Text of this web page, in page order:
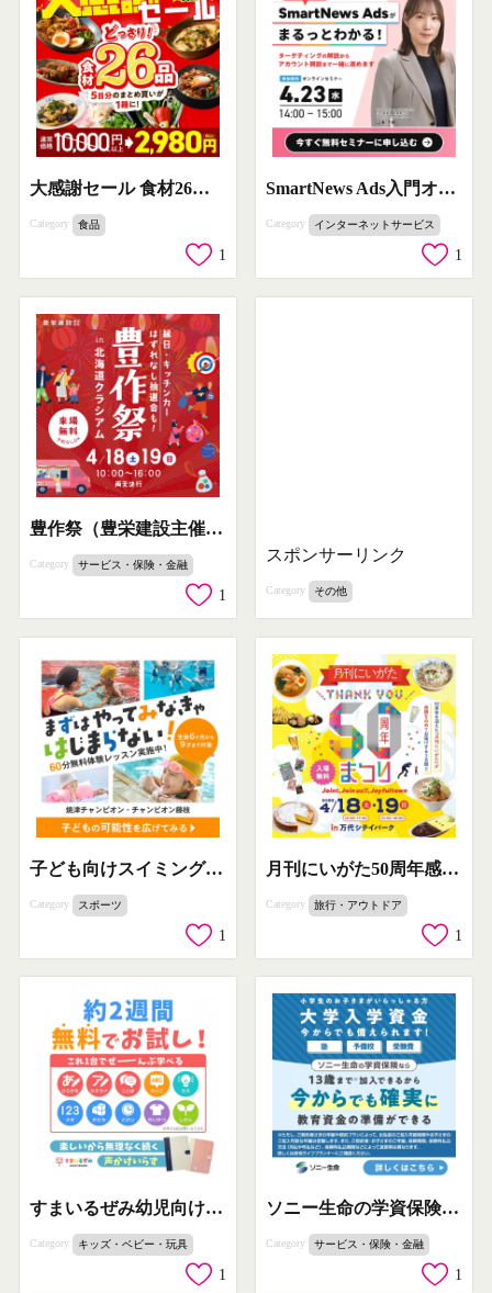
大感謝セール 食材26品5日分セット
Category 食品
1
SmartNews Ads入門オンラインセミナー
Category インターネットサービス
1
豊作祭（豊栄建設主催の地域感謝祭）
Category サービス・保険・金融
1
スポンサーリンク
Category その他
子ども向けスイミング体験会（無料60分のトライアル）
Category スポーツ
1
月刊にいがた50周年感謝まつり
Category 旅行・アウトドア
1
すまいるぜみ幼児向け通信教材（無料2週間体験）
Category キッズ・ベビー・玩具
1
ソニー生命の学資保険で大学入学資金準備
Category サービス・保険・金融
1